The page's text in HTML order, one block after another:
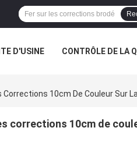
D'USINE CONTRÔLE DE LA
10cm De Couleur Sur
corrections 10cm de